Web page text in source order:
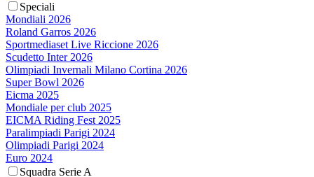
Speciali
Mondiali 2026
Roland Garros 2026
Sportmediaset Live Riccione 2026
Scudetto Inter 2026
Olimpiadi Invernali Milano Cortina 2026
Super Bowl 2026
Eicma 2025
Mondiale per club 2025
EICMA Riding Fest 2025
Paralimpiadi Parigi 2024
Olimpiadi Parigi 2024
Euro 2024
Squadra Serie A